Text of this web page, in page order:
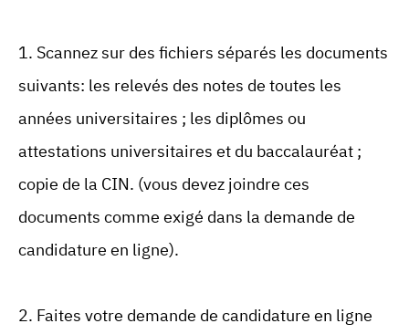
1. Scannez sur des fichiers séparés les documents
suivants: les relevés des notes de toutes les
années universitaires ; les diplômes ou
attestations universitaires et du baccalauréat ;
copie de la CIN. (vous devez joindre ces
documents comme exigé dans la demande de
candidature en ligne).
2. Faites votre demande de candidature en ligne